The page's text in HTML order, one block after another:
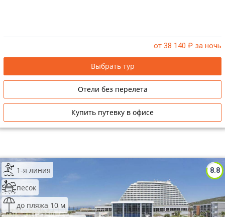
от 38 140 ₽ за ночь
Выбрать тур
Отели без перелета
Купить путевку в офисе
8.8
1-я линия
песок
до пляжа 10 м